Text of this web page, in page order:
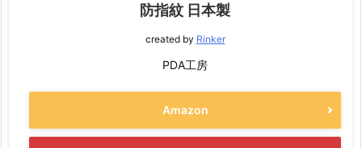
防指紋 日本製
created by Rinker
PDA工房
Amazon